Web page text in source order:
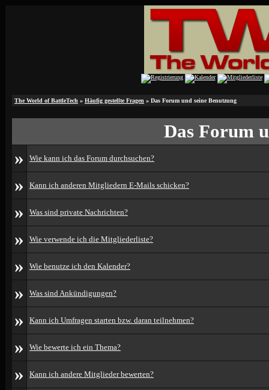
The World of BattleTech » Häufig gestellte Fragen » Das Forum und seine Benutzung
Das Forum
»
Wie kann ich das Forum durchsuchen?
» Kann ich anderen Mitgliedern E-Mails schicken?
» Was sind private Nachrichten?
» Wie verwende ich die Mitgliederliste?
» Wie benutze ich den Kalender?
» Was sind Ankündigungen?
» Kann ich Umfragen starten bzw. daran teilnehmen?
» Wie bewerte ich ein Thema?
» Kann ich andere Mitglieder bewerten?